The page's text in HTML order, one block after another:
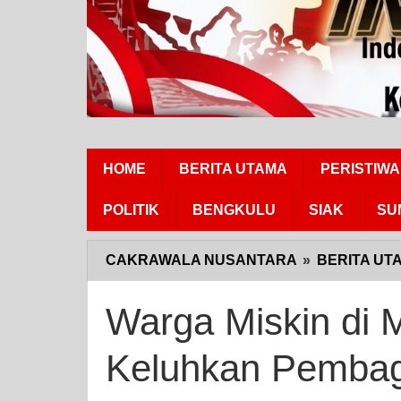
HOME BERITA UTAMA PERISTIWA
POLITIK BENGKULU SIAK
CAKRAWALA NUSANTARA » BERITA
Warga Miskin di
Keluhkan